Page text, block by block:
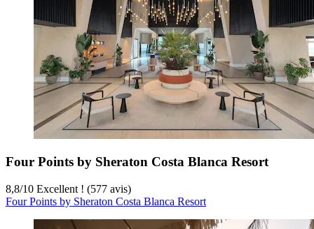
Four Points by Sheraton Costa Blanca Resort
8,8/10 Excellent ! (577 avis)
Four Points by Sheraton Costa Blanca Resort